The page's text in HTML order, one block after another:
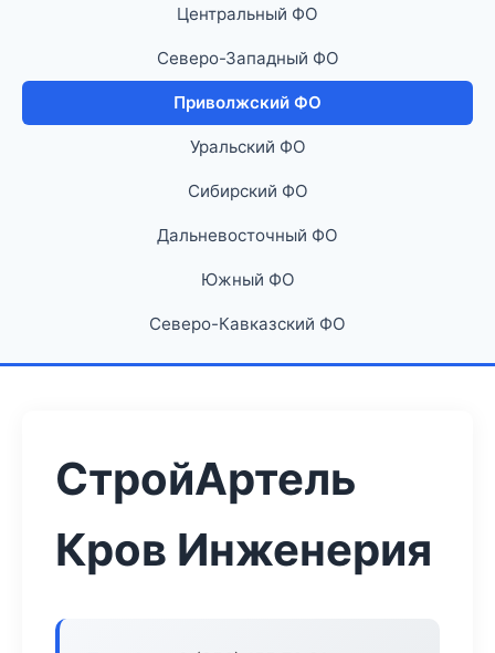
Центральный ФО
Северо-Западный ФО
Приволжский ФО
Уральский ФО
Сибирский ФО
Дальневосточный ФО
Южный ФО
Северо-Кавказский ФО
СтройАртель
Кров Инженерия